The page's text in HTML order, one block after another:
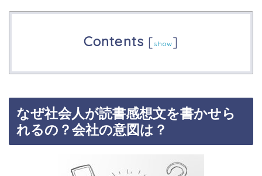
Contents [show]
なぜ社会人が読書感想文を書かせら
れるの？会社の意図は？